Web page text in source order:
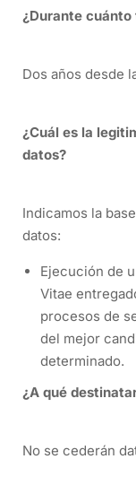
¿Durante
Dos años desde
¿Cuál es la
datos?
Indicamos la
datos:
Ejecución de
Vitae
procesos de
del mejor
determinado.
¿A qué
No se cederán